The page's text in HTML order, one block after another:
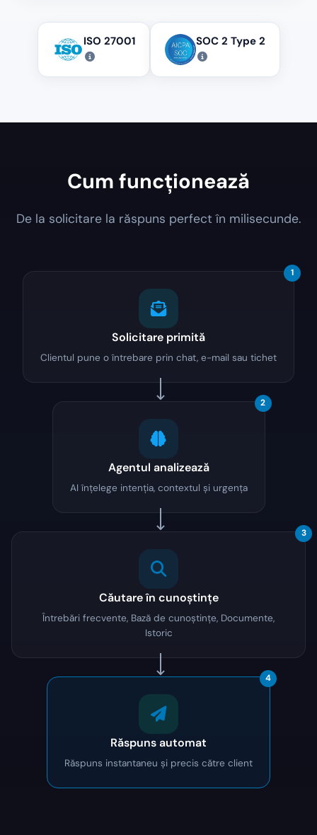
ISO 27001 SOC 2 Type 2
Cum funcționează
De la solicitare la răspuns perfect în milisecunde.
Solicitare primită
Clientul pune o întrebare prin chat, e-mail sau tichet
1
Agentul analizează
AI înțelege intenția, contextul și urgența
2
Căutare în cunoștințe
Întrebări frecvente, Bază de cunoștințe, Documente,
Istoric
3
Răspuns automat
Răspuns instantaneu și precis către client
4